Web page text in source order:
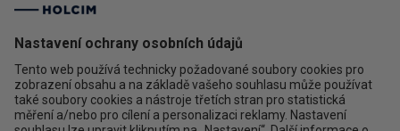
Silka
Kontakt